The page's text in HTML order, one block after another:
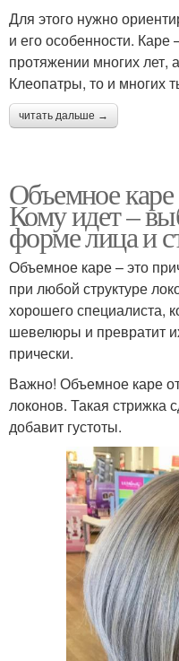
Для этого нужно
и его особенности.
протяжении многих лет,
Клеопатры, то и многих
читать дальше →
Объемное
Кому идет –
форме лица и
Объемное каре – это
при любой структуре
хорошего специалиста,
шевелюры и превратит
прически.
Важно! Объемное каре
локонов. Такая стрижка
добавит густоты.